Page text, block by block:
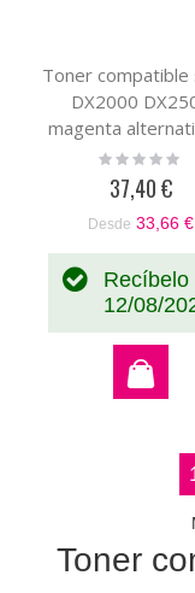
Toner compatible
DX2000
magenta
toner original
DX25GTMA
Rating:
37,40 €
Desde 33,66 €
Recíbelo
12/08/
Toner